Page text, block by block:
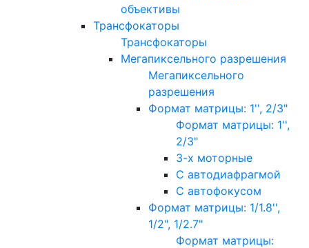
объективы
Трансфокаторы
Трансфокаторы
Мегапиксельного разрешения
Мегапиксельного
разрешения
Формат матрицы: 1'', 2/3"
Формат матрицы: 1'',
2/3"
3-х моторные
С автодиафрагмой
С автофокусом
Формат матрицы: 1/1.8'',
1/2", 1/2.7"
Формат матрицы: